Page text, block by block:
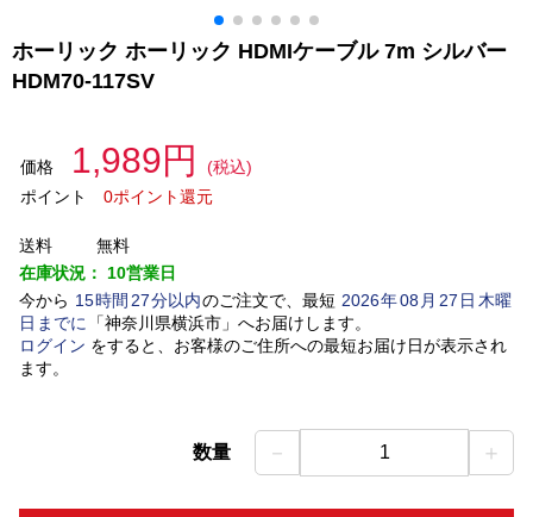
ホーリック ホーリック HDMIケーブル 7m シルバー
HDM70-117SV
価格 1,989円
(税込)
ポイント
0ポイント還元
送料
無料
在庫状況： 10営業日
今から 15時間 27分以内のご注文で、最短 2026年08 月 27 日木曜
日 までに 「神奈川県横浜市」 へお届けします。
ログイン をすると、お客様のご住所への最短お届け日が表示され
ます。
数量 － 1 ＋